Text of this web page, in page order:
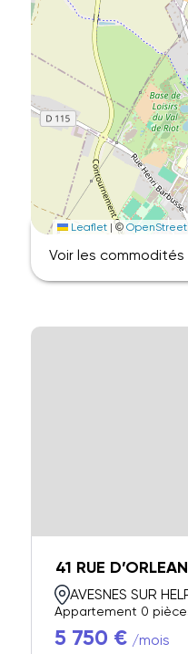
Leaflet |©
Voir les commodités
41 RUE
AVESNES SUR
Appartement 0
5 750 € /mois